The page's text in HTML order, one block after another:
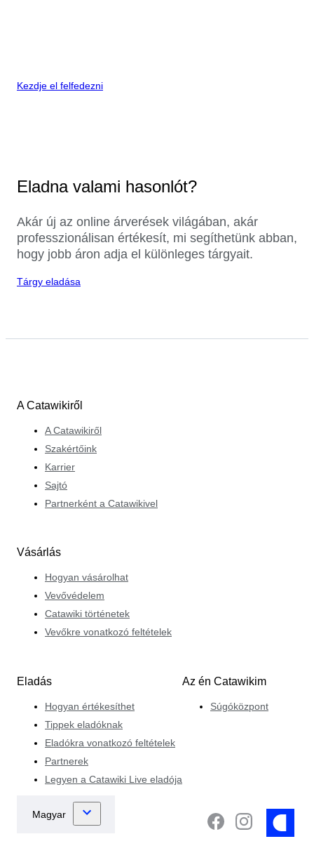
Kezdje el felfedezni
Eladna valami hasonlót?
Akár új az online árverések világában, akár
professzionálisan értékesít, mi segíthetünk abban,
hogy jobb áron adja el különleges tárgyait.
Tárgy eladása
A Catawikiről
A Catawikiről
Szakértőink
Karrier
Sajtó
Partnerként a Catawikivel
Vásárlás
Hogyan vásárolhat
Vevővédelem
Catawiki történetek
Vevőkre vonatkozó feltételek
Eladás
Hogyan értékesíthet
Tippek eladóknak
Eladókra vonatkozó feltételek
Partnerek
Legyen a Catawiki Live eladója
Az én Catawikim
Súgóközpont